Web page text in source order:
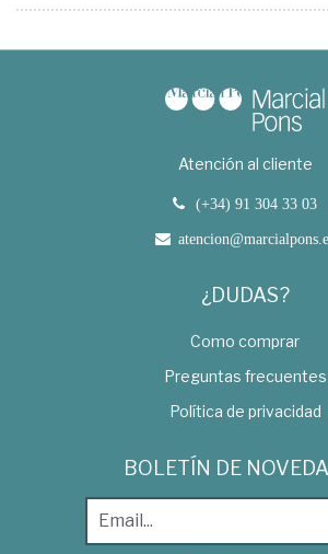
Atención al cliente
(+34) 91 304 33 03
¿DUDAS?
Como comprar
Preguntas frecuentes
Política de privacidad
BOLETÍN DE